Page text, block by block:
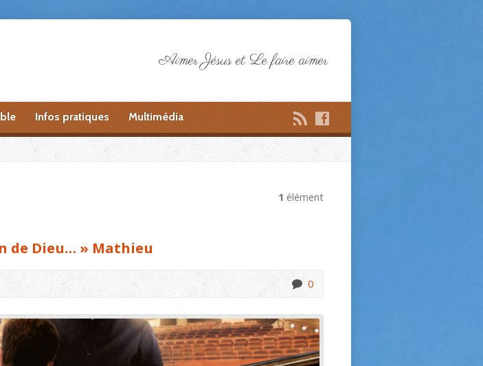
Aimer Jésus et Le faire aimer
Infos pratiques Multimédia
1 élément
de Dieu… » Mathieu
0